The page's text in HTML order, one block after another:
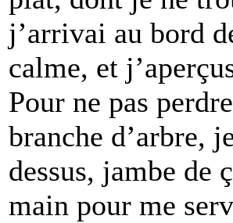
j’arrivai au bord
calme, et
Pour ne pas
branche d’arbre,
dessus, jambe de
main pour me